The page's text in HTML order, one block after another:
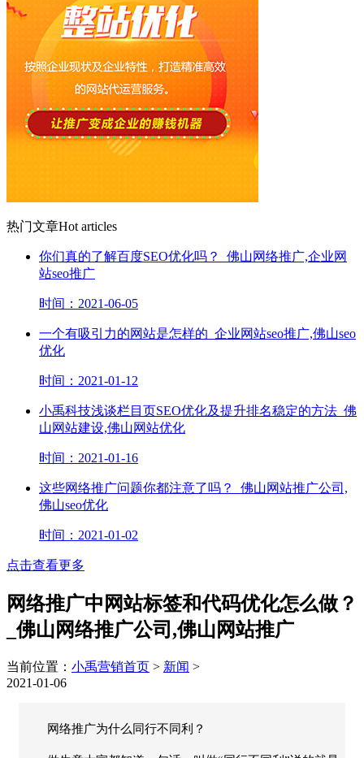
热门文章Hot articles
你们真的了解百度SEO优化吗？_佛山网络推广,企业网
站seo推广
时间：2021-06-05
一个有吸引力的网站是怎样的_企业网站seo推广,佛山seo
优化
时间：2021-01-12
小禹科技浅谈栏目页SEO优化及提升排名稳定的方法_佛
山网站建设,佛山网站优化
时间：2021-01-16
这些网络推广问题你都注意了吗？_佛山网站推广公司,
佛山seo优化
时间：2021-01-02
点击查看更多
网络推广中网站标签和代码优化怎么做？
_佛山网络推广公司,佛山网站推广
当前位置： 小禹营销首页 > 新闻 >
2021-01-06
网络推广为什么同行不同利？